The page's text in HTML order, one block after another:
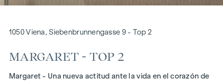
1050 Viena, Siebenbrunnengasse 9 - Top 2
MARGARET - TOP 2
Margaret - Una nueva actitud ante la vida en el corazón de